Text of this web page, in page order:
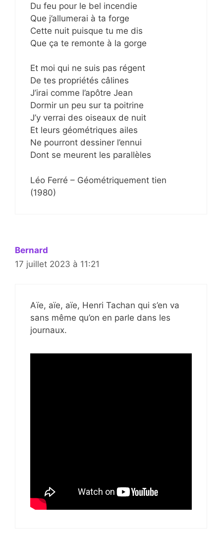
Du feu pour le bel incendie
Que j’allumerai à ta forge
Cette nuit puisque tu me dis
Que ça te remonte à la gorge
Et moi qui ne suis pas régent
De tes propriétés câlines
J’irai comme l’apôtre Jean
Dormir un peu sur ta poitrine
J’y verrai des oiseaux de nuit
Et leurs géométriques ailes
Ne pourront dessiner l’ennui
Dont se meurent les parallèles
Léo Ferré – Géométriquement tien
(1980)
Bernard
17 juillet 2023 à 11:21
Aïe, aïe, aïe, Henri Tachan qui s’en va
sans même qu’on en parle dans les
journaux.